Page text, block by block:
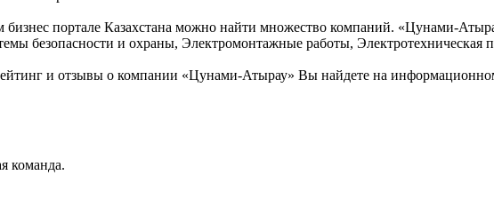
портале Казахстана можно найти множество компаний. «Цунами-
безопасности и охраны, Электромонтажные работы, Электротехническая
и отзывы о компании «Цунами-Атырау» Вы найдете на информационном
команда.